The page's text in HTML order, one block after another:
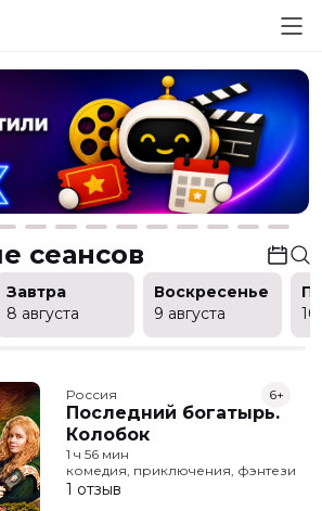
сеансов
Завтра
8 августа
Воскресенье
9 августа
10
Россия
Последний богатырь.
Колобок
6+
1 ч 56 мин
комедия, приключения, фэнтези
1 отзыв